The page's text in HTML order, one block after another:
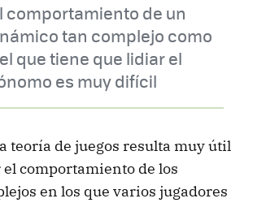
comportamiento de un
tan complejo como
que tiene que lidiar el
es muy difícil
teoría de juegos resulta muy útil
comportamiento de los
en los que varios jugadores